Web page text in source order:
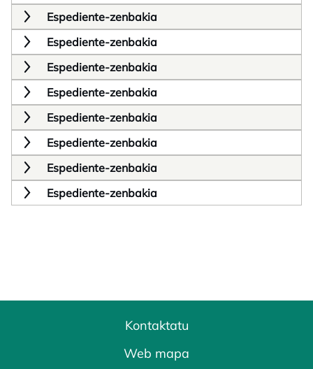
Espediente-zenbakia
Espediente-zenbakia
Espediente-zenbakia
Espediente-zenbakia
Espediente-zenbakia
Espediente-zenbakia
Espediente-zenbakia
Espediente-zenbakia
Kontaktatu
Web mapa